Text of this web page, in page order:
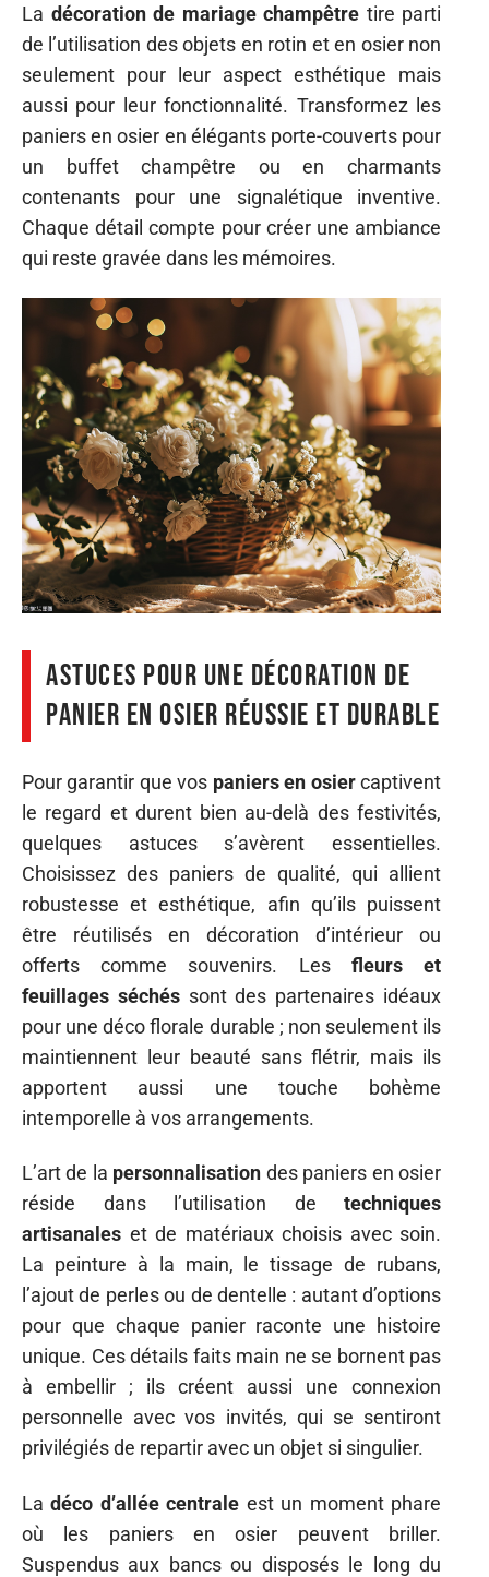
La décoration de mariage champêtre tire parti
de l’utilisation des objets en rotin et en osier non
seulement pour leur aspect esthétique mais
aussi pour leur fonctionnalité. Transformez les
paniers en osier en élégants porte-couverts pour
un buffet champêtre ou en charmants
contenants pour une signalétique inventive.
Chaque détail compte pour créer une ambiance
qui reste gravée dans les mémoires.
Astuces pour une décoration de
panier en osier réussie et durable
Pour garantir que vos paniers en osiercaptivent
le regard et durent bien au-delà des festivités,
quelques astuces s’avèrent essentielles.
Choisissez des paniers de qualité, qui allient
robustesse et esthétique, afin qu’ils puissent
être réutilisés en décoration d’intérieur ou
offerts comme souvenirs. Les fleurs et
feuillages séchéssont des partenaires idéaux
pour une déco florale durable ; non seulement ils
maintiennent leur beauté sans flétrir, mais ils
apportent aussi une touche bohème
intemporelle à vos arrangements.
L’art de la personnalisation des paniers en osier
réside dans l’utilisation de techniques
artisanales et de matériaux choisis avec soin.
La peinture à la main, le tissage de rubans,
l’ajout de perles ou de dentelle : autant d’options
pour que chaque panier raconte une histoire
unique. Ces détails faits main ne se bornent pas
à embellir ; ils créent aussi une connexion
personnelle avec vos invités, qui se sentiront
privilégiés de repartir avec un objet si singulier.
Ladéco d’allée centrale est un moment phare
où les paniers en osier peuvent briller.
Suspendus aux bancs ou disposés le long du